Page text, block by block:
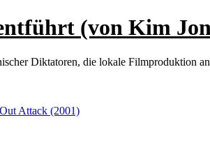
(von Kim
Diktatoren, die lokale Filmproduktion
Attack (2001)